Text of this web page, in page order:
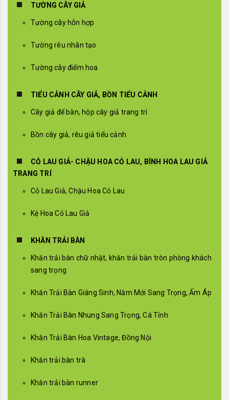
TƯỜNG CÂY GIẢ
Tường cây hỗn hợp
Tường rêu nhân tạo
Tường cây điểm hoa
TIỂU CẢNH CÂY GIẢ, BỒN TIỂU CẢNH
Cây giả để bàn, hộp cây giả trang trí
Bồn cây giả, rêu giả tiểu cảnh
CỎ LAU GIẢ- CHẬU HOA CỎ LAU, BÌNH HOA LAU GIẢ
TRANG TRÍ
Cỏ Lau Giả, Chậu Hoa Cỏ Lau
Kệ Hoa Cỏ Lau Giả
KHĂN TRẢI BÀN
Khăn trải bàn chữ nhật, khăn trải bàn tròn phòng khách
sang trọng
Khăn Trải Bàn Giáng Sinh, Năm Mới Sang Trọng, Ấm Áp
Khăn Trải Bàn Nhung Sang Trọng, Cá Tính
Khăn Trải Bàn Hoa Vintage, Đồng Nội
Khăn trải bàn trà
Khăn trải bàn runner